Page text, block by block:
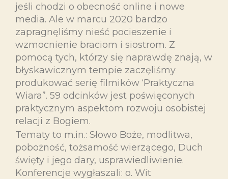
jeśli chodzi o obecność online i nowe
media. Ale w marcu 2020 bardzo
zapragnęliśmy nieść pocieszenie i
wzmocnienie braciom i siostrom. Z
pomocą tych, którzy się naprawdę znają, w
błyskawicznym tempie zaczęliśmy
produkować serię filmików ‘Praktyczna
Wiara”. 59 odcinków jest poświęconych
praktycznym aspektom rozwoju osobistej
relacji z Bogiem.
Tematy to m.in.: Słowo Boże, modlitwa,
pobożność, tożsamość wierzącego, Duch
święty i jego dary, usprawiedliwienie.
Konferencje wygłaszali: o. Wit